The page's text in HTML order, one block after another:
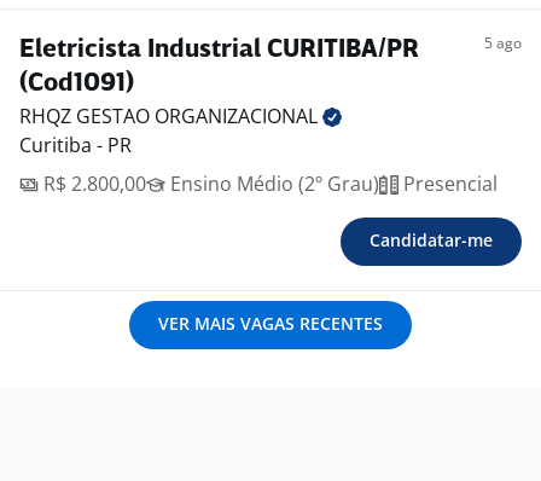
Eletricista Industrial CURITIBA/PR
(Cod1091)
5 ago
RHQZ GESTAO ORGANIZACIONAL
Curitiba - PR
R$ 2.800,00
Ensino Médio (2º Grau) Presencial
Candidatar-me
VER MAIS VAGAS RECENTES